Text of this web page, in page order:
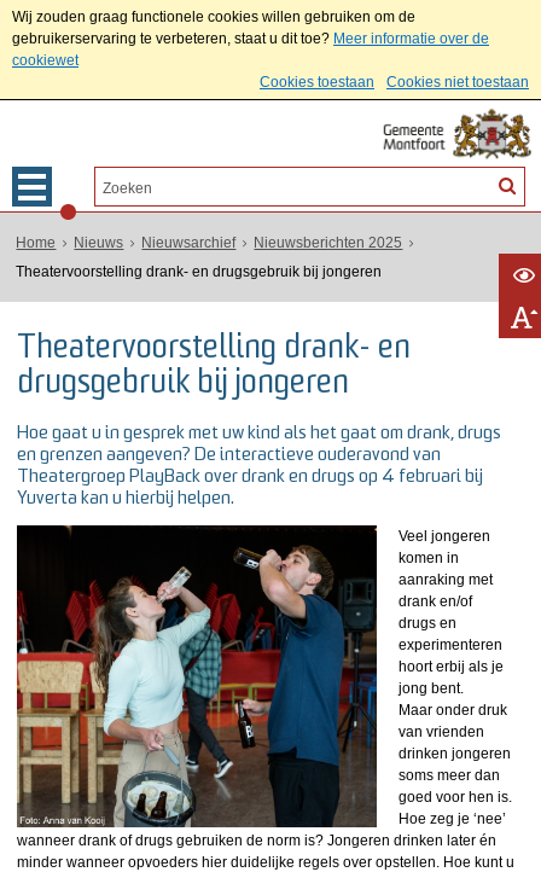
Wij zouden graag functionele cookies willen gebruiken om de
gebruikerservaring te verbeteren, staat u dit toe? Meer informatie over de
cookiewet
Cookies toestaan
Cookies niet toestaan
Home Nieuws Nieuwsarchief
Nieuwsberichten 2025
Theatervoorstelling drank- en drugsgebruik bij jongeren
Theatervoorstelling drank- en
drugsgebruik bij jongeren
Hoe gaat u in gesprek met uw kind als het gaat om drank, drugs
en grenzen aangeven? De interactieve ouderavond van
Theatergroep PlayBack over drank en drugs op 4 februari bij
Yuverta kan u hierbij helpen.
Veel jongeren
komen in
aanraking met
drank en/of
drugs en
experimenteren
hoort erbij als je
jong bent.
Maar onder druk
van vrienden
drinken jongeren
soms meer dan
goed voor hen is.
Hoe zeg je ‘nee’
wanneer drank of drugs gebruiken de norm is? Jongeren drinken later én
minder wanneer opvoeders hier duidelijke regels over opstellen. Hoe kunt u